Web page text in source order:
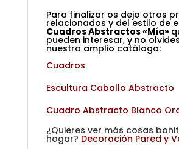
Para finalizar os dejo otros
relacionados y del estilo de
Cuadros Abstractos «Mía»
pueden interesar, y no
nuestro amplio catálogo:
Cuadros
Escultura Caballo Abstracto
Cuadro Abstracto Blanco
¿Quieres ver más cosas
hogar? Decoración Pared y